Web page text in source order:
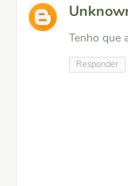
Tenho que
Responder